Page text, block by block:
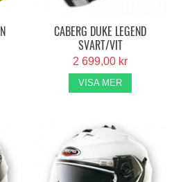
CABERG DUKE LEGEND
SVART/VIT
2 699,00 kr
VISA MER